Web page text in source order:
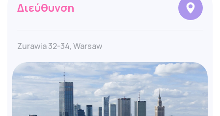
Διεύθυνση
Zurawia 32-34, Warsaw